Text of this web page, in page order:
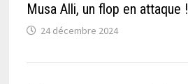
Musa Alli, un flop en attaque !
24 décembre 2024